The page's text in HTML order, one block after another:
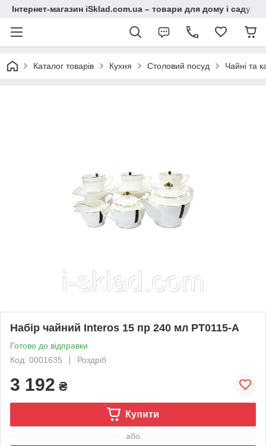
Інтернет-магазин iSklad.com.ua – товари для дому і саду
Каталог товарів Кухня Столовий посуд Чайні та
Набір чайний Interos 15 пр 240 мл PT0115-A
Готово до відправки
Код: 0001635
Роздріб
3 192 ₴
Купити
або